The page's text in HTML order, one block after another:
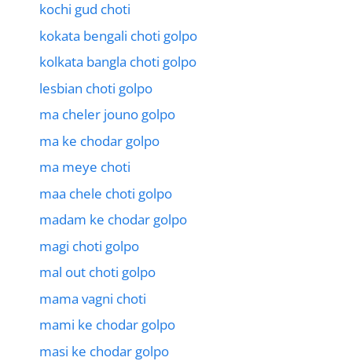
kochi gud choti
kokata bengali choti golpo
kolkata bangla choti golpo
lesbian choti golpo
ma cheler jouno golpo
ma ke chodar golpo
ma meye choti
maa chele choti golpo
madam ke chodar golpo
magi choti golpo
mal out choti golpo
mama vagni choti
mami ke chodar golpo
masi ke chodar golpo